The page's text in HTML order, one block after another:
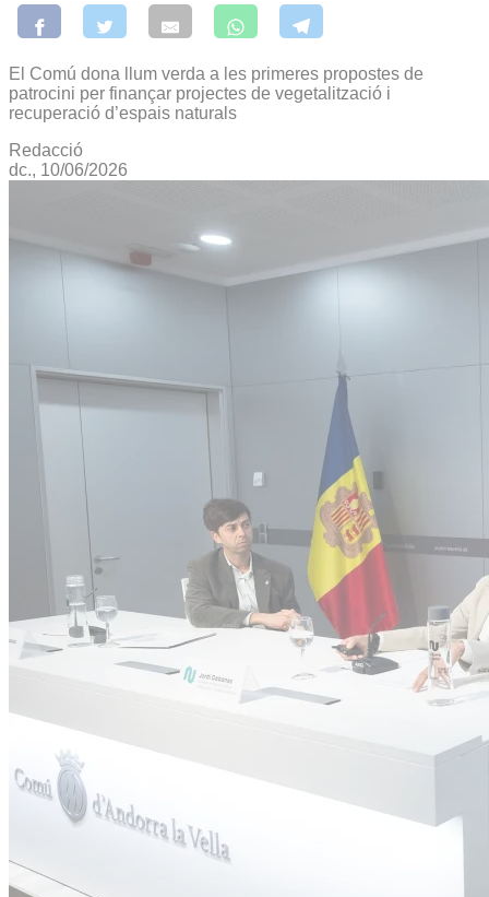
El Comú dona llum verda a les primeres propostes de
patrocini per finançar projectes de vegetalització i
recuperació d’espais naturals
Redacció
dc., 10/06/2026